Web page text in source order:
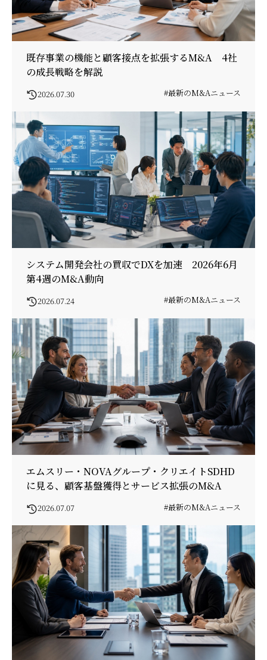
既存事業の機能と顧客接点を拡張するM&A 4社
の成長戦略を解説
2026.07.30 #最新のM&Aニュース
システム開発会社の買収でDXを加速 2026年6月
第4週のM&A動向
2026.07.24 #最新のM&Aニュース
エムスリー・NOVAグループ・クリエイトSDHD
に見る、顧客基盤獲得とサービス拡張のM&A
2026.07.07 #最新のM&Aニュース